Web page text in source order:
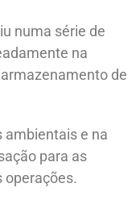
numa série de
na
de
ambientais e na
para as
operações.